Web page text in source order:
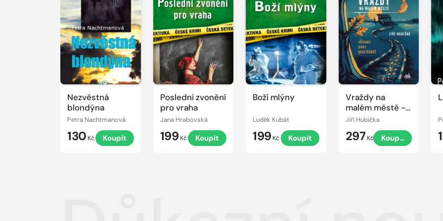
Nezvěstná
blondýna
Petra Nachtmanová
130 Kč Koupit
Poslední zvonění
pro vraha
Jana Hrabovská
199 Kč Koupit
Boží mlýny
Luděk Kubát
199 Kč Koupit
Vraždy na
malém městě -
Případy Dany
Králíčkové
Jiří Hubička
297 Kč Koupit